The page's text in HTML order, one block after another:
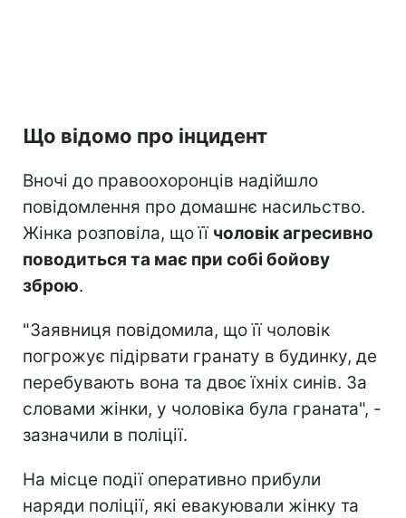
Що відомо про інцидент
Вночі до правоохоронців надійшло
повідомлення про домашнє насильство.
Жінка розповіла, що її чоловік агресивно
поводиться та має при собі бойову
зброю.
"Заявниця повідомила, що її чоловік
погрожує підірвати гранату в будинку, де
перебувають вона та двоє їхніх синів. За
словами жінки, у чоловіка була граната", -
зазначили в поліції.
На місце події оперативно прибули
наряди поліції, які евакуювали жінку та